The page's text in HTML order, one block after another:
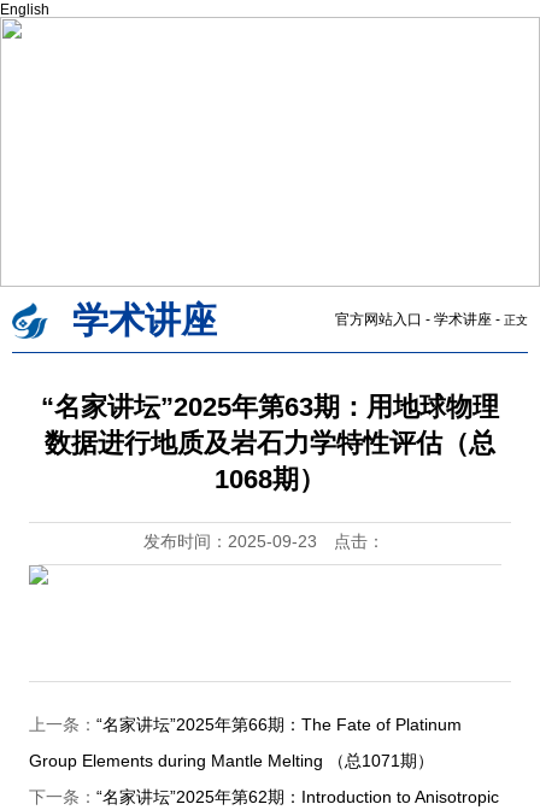
English
学术讲座 官方网站入口 - 学术讲座 - 正文
“名家讲坛”2025年第63期：用地球物理
数据进行地质及岩石力学特性评估（总
1068期）
发布时间：2025-09-23 点击：
上一条：“名家讲坛”2025年第66期：The Fate of Platinum
Group Elements during Mantle Melting （总1071期）
下一条：“名家讲坛”2025年第62期：Introduction to Anisotropic